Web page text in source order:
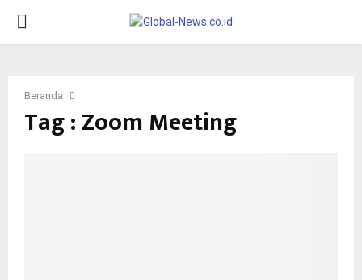
PRIMARY
Beranda
Tag : Zoom Meeting